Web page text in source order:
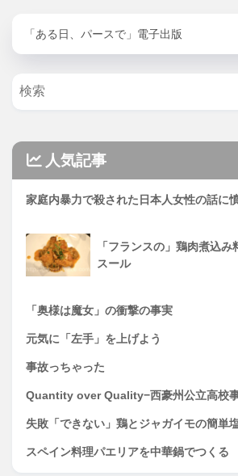
「ある日、パースで」電子出版
人気記事
家庭内暴力で殺された日本人女性の話に
「フランスの」鶏肉煮込
スール
「奥様は魔女」の衝撃の事実
元気に「左手」を上げよう
事故っちゃった
Quantity over Quality−西豪州公立高校事
失敗「できない」鶏とジャガイモの簡単
スペイン料理パエリアを中華鍋でつくる